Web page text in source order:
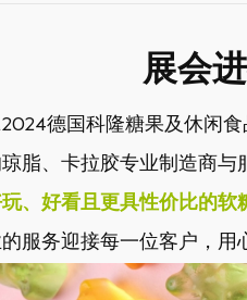
展会
德国科隆糖果及休闲
脂、卡拉胶专业制造商
、好看且更具性价比的软
服务迎接每一位客户，用